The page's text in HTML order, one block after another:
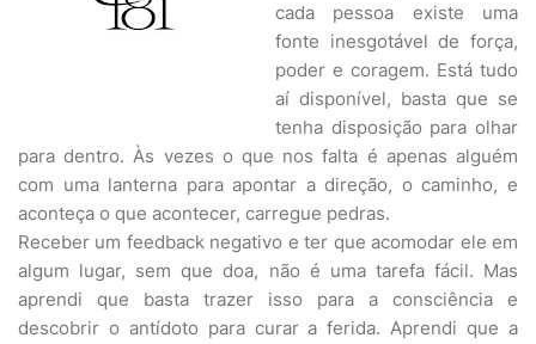
cada pessoa existe uma
fonte inesgotável de força,
poder e coragem. Está tudo
aí disponível, basta que se
tenha disposição para olhar
para dentro. Às vezes o que nos falta é apenas alguém
com uma lanterna para apontar a direção, o caminho, e
aconteça o que acontecer, carregue pedras.
Receber um feedback negativo e ter que acomodar ele em
algum lugar, sem que doa, não é uma tarefa fácil. Mas
aprendi que basta trazer isso para a consciência e
descobrir o antídoto para curar a ferida. Aprendi que a